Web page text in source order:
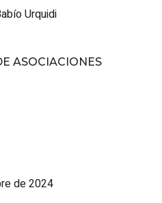
Urquidi
ASOCIACIONES
de 2024